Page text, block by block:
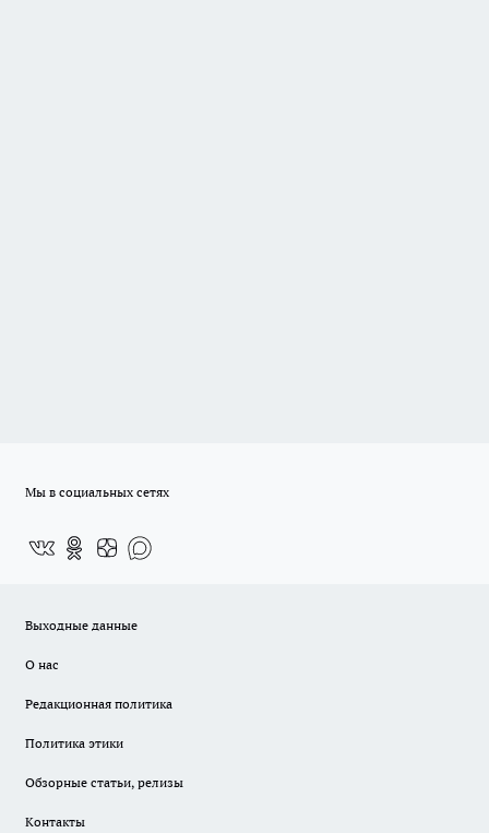
Мы в социальных сетях
Выходные данные
О нас
Редакционная политика
Политика этики
Обзорные статьи, релизы
Контакты